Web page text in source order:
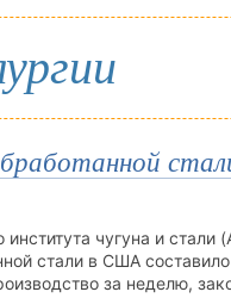
чугуна и
стали в США
за неделю,